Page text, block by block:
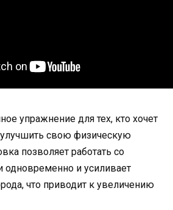
упражнение для тех, кто хочет
свою физическую
позволяет работать со
и усиливает
что приводит к увеличению